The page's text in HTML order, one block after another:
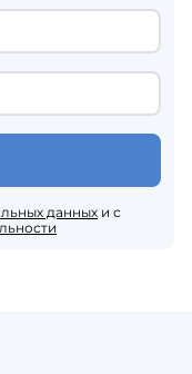
данных и с